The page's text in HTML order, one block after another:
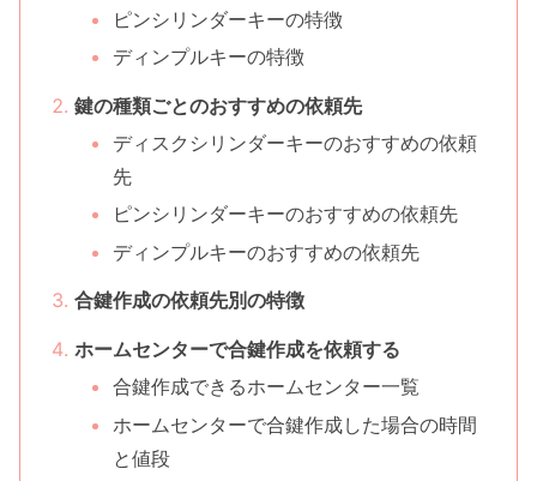
ピンシリンダーキーの特徴
ディンプルキーの特徴
鍵の種類ごとのおすすめの依頼先
ディスクシリンダーキーのおすすめの依頼
先
ピンシリンダーキーのおすすめの依頼先
ディンプルキーのおすすめの依頼先
合鍵作成の依頼先別の特徴
ホームセンターで合鍵作成を依頼する
合鍵作成できるホームセンター一覧
ホームセンターで合鍵作成した場合の時間
と値段